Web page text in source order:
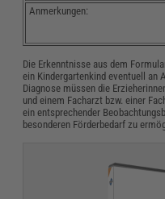
Anmerkungen:
Die Erkenntnisse aus dem
ein Kindergartenkind eventuell an
Diagnose müssen die
und einem Facharzt bzw. einer
ein entsprechender
besonderen Förderbedarf zu